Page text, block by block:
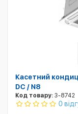
Касетний
DC / N8
Код товару: 3-8742
0